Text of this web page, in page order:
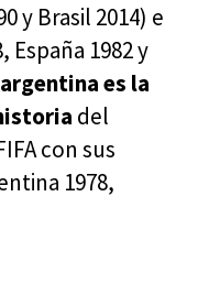
y Brasil 2014) e
España 1982 y
es la
del
con sus
1978,